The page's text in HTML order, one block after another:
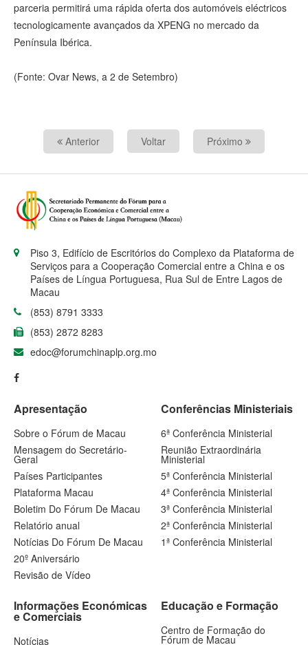
parceria permitirá uma rápida oferta dos automóveis eléctricos
tecnologicamente avançados da XPENG no mercado da
Península Ibérica.
(Fonte: Ovar News, a 2 de Setembro)
Anterior Voltar Próximo
Piso 3, Edifício de Escritórios do Complexo da Plataforma de
Serviços para a Cooperação Comercial entre a China e os
Países de Língua Portuguesa, Rua Sul de Entre Lagos de
Macau
(853) 8791 3333
(853) 2872 8283
edoc@forumchinaplp.org.mo
Apresentação
Sobre o Fórum de Macau
Mensagem do Secretário-
Geral
Países Participantes
Plataforma Macau
Boletim Do Fórum De Macau
Relatório anual
Notícias Do Fórum De Macau
20º Aniversário
Revisão de Vídeo
Conferências Ministeriais
6ª Conferência Ministerial
Reunião Extraordinária
Ministerial
5ª Conferência Ministerial
4ª Conferência Ministerial
3ª Conferência Ministerial
2ª Conferência Ministerial
1ª Conferência Ministerial
Informações Económicas
e Comerciais
Notícias
Educação e Formação
Centro de Formação do
Fórum de Macau